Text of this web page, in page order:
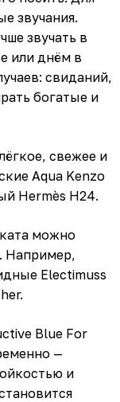
звучания.
звучать в
или днём в
свиданий,
богатые и
свежее и
Aqua Kenzo
Hermès H24.
можно
Например,
Electimuss
Blue For
—
и